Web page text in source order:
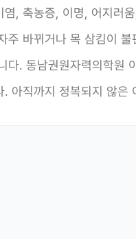
, 축농증, 이명, 어지
바뀌거나 목 삼킴이
. 동남권원자력의학
아직까지 정복되지 않